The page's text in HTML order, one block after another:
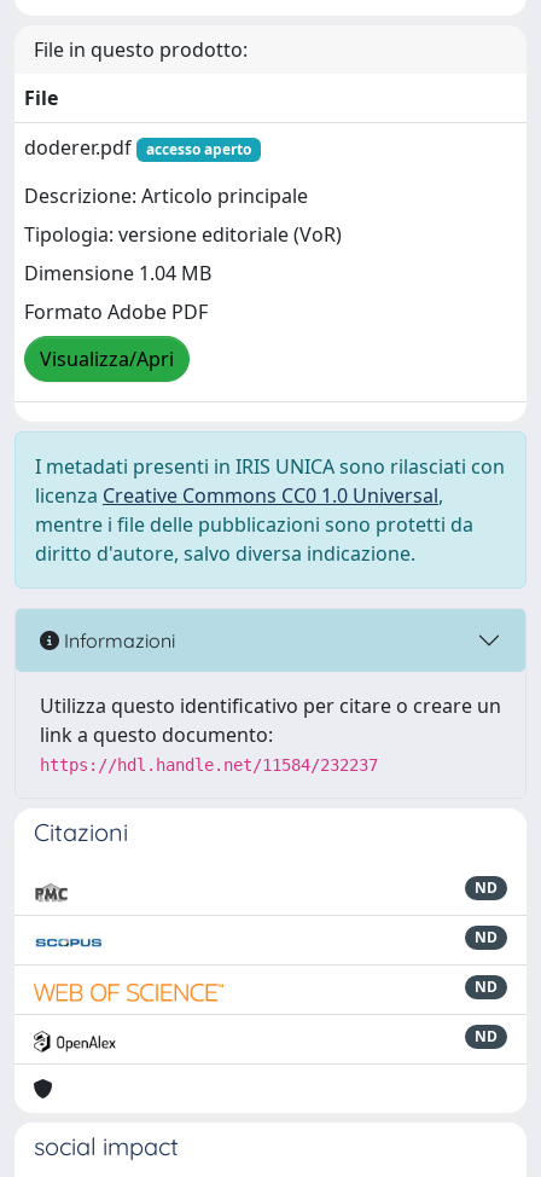
File in questo prodotto:
File
doderer.pdf
accesso aperto
Descrizione: Articolo principale
Tipologia: versione editoriale (VoR)
Dimensione 1.04 MB
Formato Adobe PDF
Visualizza/Apri
I metadati presenti in IRIS UNICA sono rilasciati con
licenza Creative Commons CC0 1.0 Universal,
mentre i file delle pubblicazioni sono protetti da
diritto d'autore, salvo diversa indicazione.
Informazioni
Utilizza questo identificativo per citare o creare un
link a questo documento:
https://hdl.handle.net/11584/232237
Citazioni
ND
ND
ND
ND
social impact